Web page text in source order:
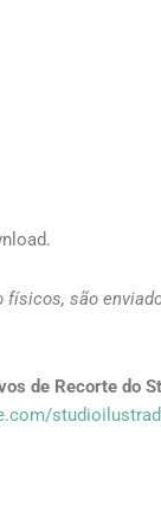
físicos, são
de Recorte do